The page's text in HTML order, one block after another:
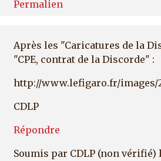
Permalien
Après les "Caricatures de la
"CPE, contrat de la Discorde" :
http://www.lefigaro.fr/images/
CDLP
Répondre
Soumis par CDLP (non vérifié)